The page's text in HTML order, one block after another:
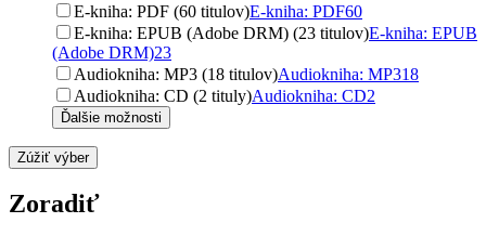
E-kniha: PDF (60 titulov)E-kniha: PDF60
E-kniha: EPUB (Adobe DRM) (23 titulov)E-kniha: EPUB
(Adobe DRM)23
Audiokniha: MP3 (18 titulov)Audiokniha: MP318
Audiokniha: CD (2 tituly)Audiokniha: CD2
Ďalšie možnosti
Zúžiť výber
Zoradiť